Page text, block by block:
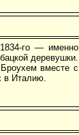
го — именно
деревушки.
вместе с
в Италию.